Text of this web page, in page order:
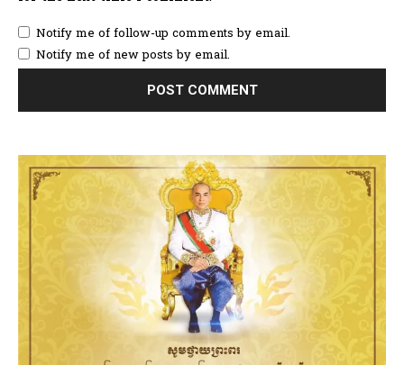
Notify me of follow-up comments by email.
Notify me of new posts by email.